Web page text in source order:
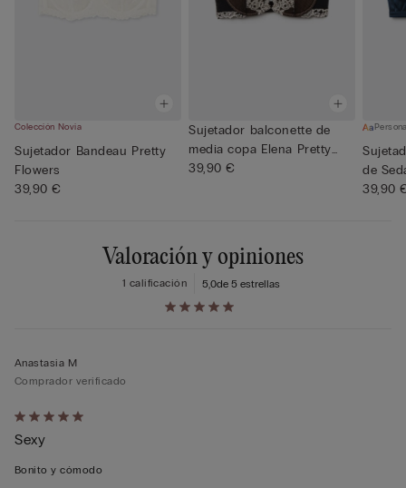
Colección Novia
Sujetador Bandeau Pretty
Flowers
39,90 €
Sujetador balconette de
media copa Elena Pretty
Fl...
39,90 €
de
39,90
Valoración y opiniones
5,0de 5 estrellas
1 calificación
Calificación
de
5
Anastasia M
Comprador verificado
Sexy
Bonito y cómodo